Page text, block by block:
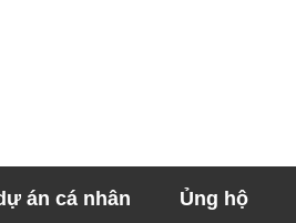
án cá nhân Ủng hộ